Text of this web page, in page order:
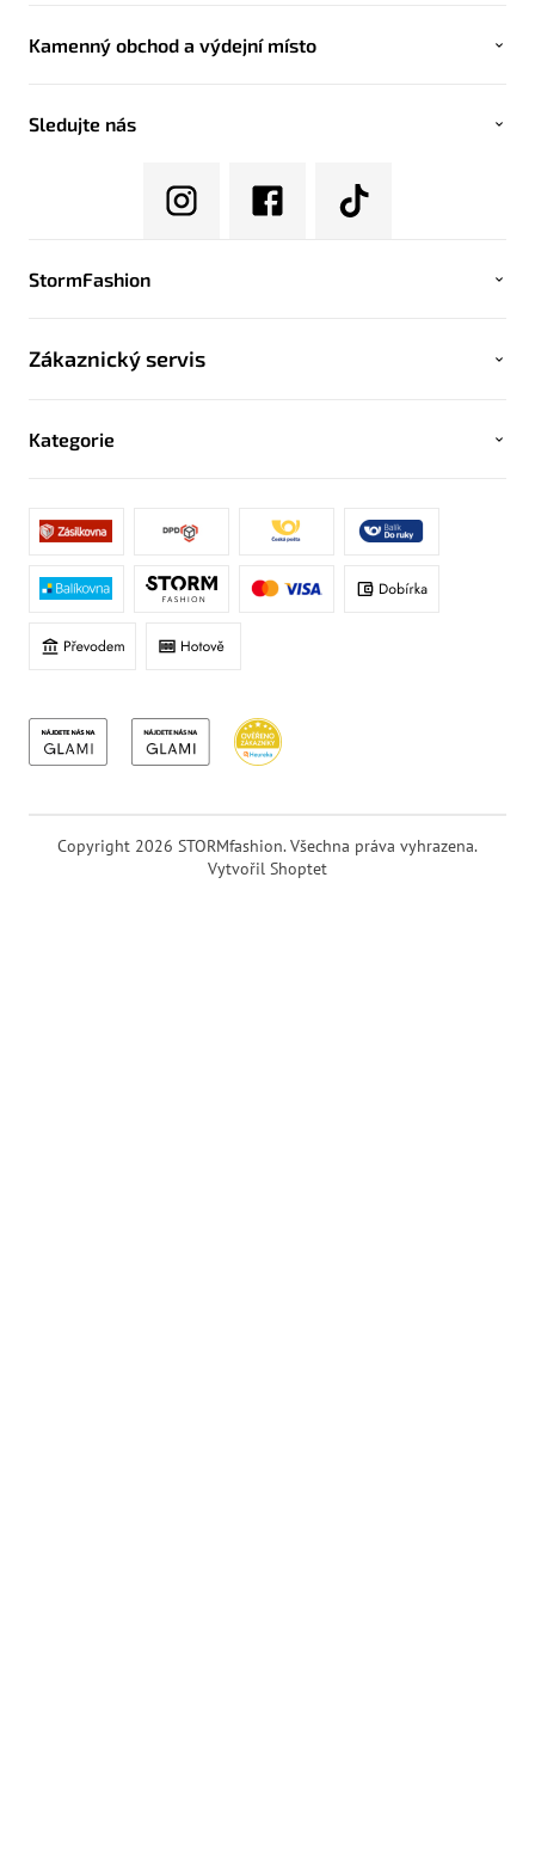
Kamenný obchod a výdejní místo
Sledujte nás
StormFashion
Zákaznický servis
Kategorie
Vytvořil Shoptet
Copyright 2026 STORMfashion. Všechna práva vyhrazena.